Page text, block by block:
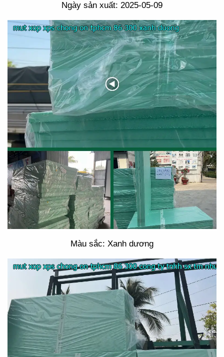
Ngày sản xuất: 2025-05-09
Màu sắc: Xanh dương